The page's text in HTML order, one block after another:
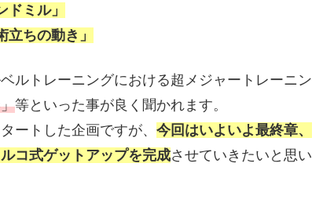
ミル」
ちの動き」
ルトレーニングにおける超メジャートレーニン
等といった事が良く聞かれます。
ートした企画ですが、 今回はいよいよ最終章、
コ式ゲットアップを完成させていきたいと思い